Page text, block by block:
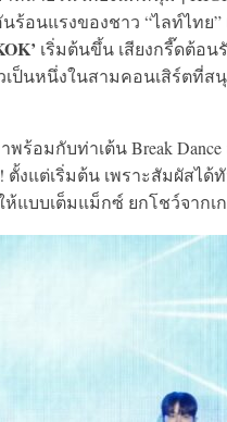
อนแรงของชาว “ไลท์ไทย
เริ่มต้นขึ้น เสียงกรี๊ดต้อ
ป็นหนึ่งในสามคอนเสิร์ตที่
พร้อมกับท่าเต้น Break
! ตั้งแต่เริ่มต้น เพราะสัมผัส
ห้แบบเต็มแม็กซ์ ยกโชว์จากเ